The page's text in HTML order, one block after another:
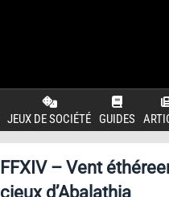
JEUX DE SOCIÉTÉ GUIDES
FFXIV – Vent
cieux d’Abalathia